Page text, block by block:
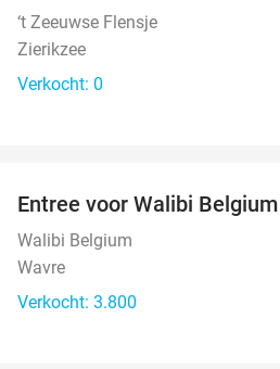
‘t Zeeuwse Flensje
Zierikzee
Verkocht: 0
Entree voor Walibi Belgium
Walibi Belgium
Wavre
Verkocht: 3.800